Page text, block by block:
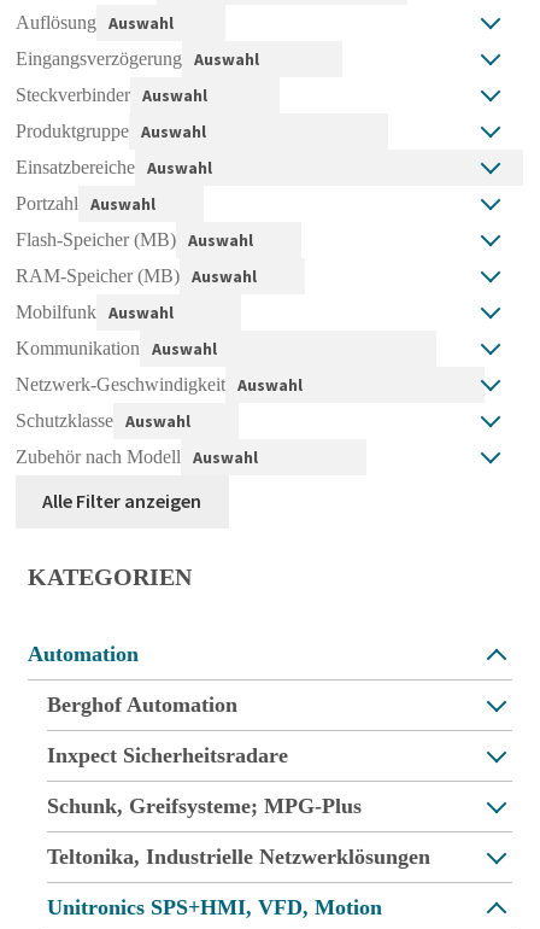
Auflösung
Eingangsverzögerung
Steckverbinder
Produktgruppe
Einsatzbereiche
Portzahl
Flash-Speicher (MB)
RAM-Speicher (MB)
Mobilfunk
Kommunikation
Netzwerk-Geschwindigkeit
Schutzklasse
Zubehör nach Modell
Alle Filter anzeigen
KATEGORIEN
Automation
Berghof Automation
Inxpect Sicherheitsradare
Schunk, Greifsysteme; MPG-Plus
Teltonika, Industrielle Netzwerklösungen
Unitronics SPS+HMI, VFD, Motion